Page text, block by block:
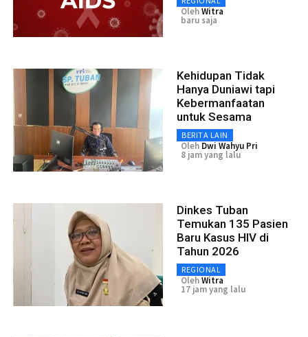
OlehWitra
baru saja
Kehidupan Tidak
Hanya Duniawi tapi
Kebermanfaatan
untuk Sesama
BERITA LAIN
Oleh Dwi Wahyu Pri
8 jam yang lalu
Dinkes Tuban
Temukan 135 Pasien
Baru Kasus HIV di
Tahun 2026
REGIONAL
OlehWitra
17 jam yang lalu